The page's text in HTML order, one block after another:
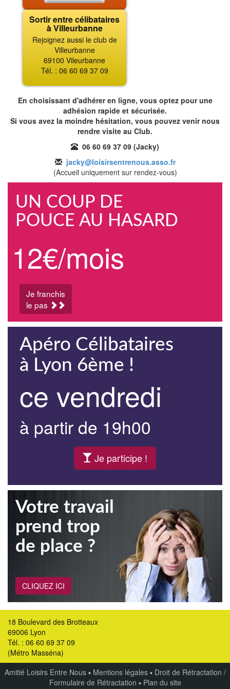
Sortir entre célibataires
à Villeurbanne
Rejoignez aussi le club de
Villeurbanne
69100 Vileurbanne
Tél. : 06 60 69 37 09
En choisissant d'adhérer en ligne, vous optez pour une
adhésion rapide et sécurisée.
Si vous avez la moindre hésitation, vous pouvez venir nous
rendre visite au Club.
06 60 69 37 09 (Jacky)
jacky@loisirsentrenous.asso.fr
(Accueil uniquement sur rendez-vous)
UN COUP DE
POUCE AU HASARD
12€/mois
Je franchis
le pas
Apéro Célibataires
à Lyon 6ème !
ce vendredi
à partir de 19h00
Je participe !
Votre travail
prend trop
de place ?
CLIQUEZ ICI
18 Boulevard des Brotteaux
69006 Lyon
Tél. : 06 60 69 37 09
(Métro Masséna)
Amitié Loisirs Entre Nous▪ Mentions légales▪ Droit de Rétractation /
Formulaire de Rétractation ▪ Plan du site